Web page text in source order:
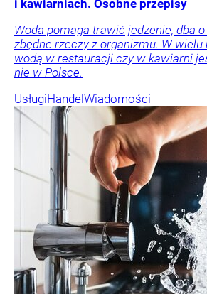
i kawiarniach. Osobne przepisy
Woda pomaga trawić jedzenie, dba
zbędne rzeczy z organizmu. W
wodą w restauracji czy w kawiarni
nie w Polsce.
UsługiHandelWiadomości